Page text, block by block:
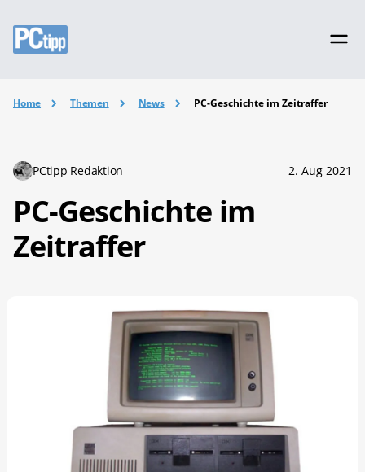
Home Themen News PC-Geschichte im Zeitraffer
PCtipp Redaktion 2. Aug 2021
PC-Geschichte im
Zeitraffer